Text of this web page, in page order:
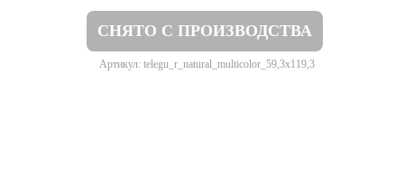
СНЯТО С ПРОИЗВОДСТВА
Артикул: telegu_r_natural_multicolor_59,3x119,3